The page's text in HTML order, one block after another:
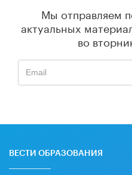
Мы отправляем
актуальных
во
ВЕСТИ ОБРАЗОВАНИЯ